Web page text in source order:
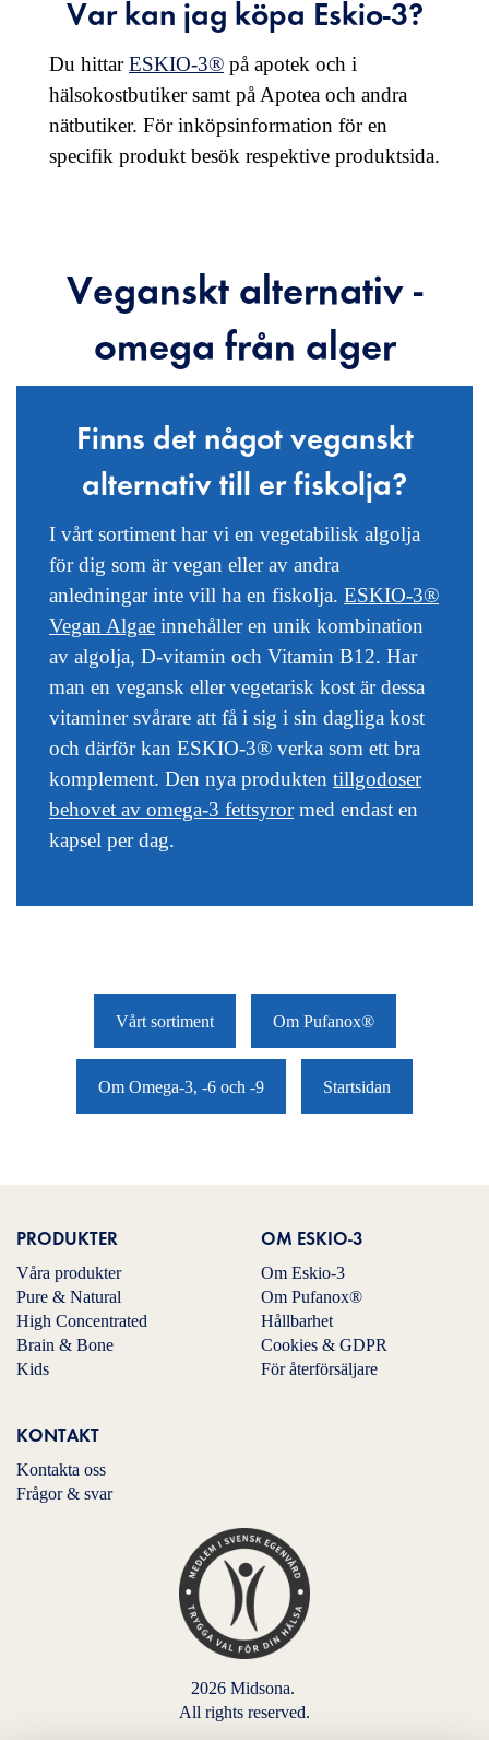
Var kan jag köpa Eskio-3?
Du hittarESKIO-3® på apotek och i
hälsokostbutiker samt på Apotea och andra
nätbutiker. För inköpsinformation för en
specifik produkt besök respektive produktsida.
Veganskt alternativ -
omega från alger
Finns det något veganskt
alternativ till er fiskolja?
I vårt sortiment har vi en vegetabilisk algolja
för dig som är vegan eller av andra
anledningar inte vill ha en fiskolja. ESKIO-3®
Vegan Algae innehåller en unik kombination
av algolja, D-vitamin och Vitamin B12. Har
man en vegansk eller vegetarisk kost är dessa
vitaminer svårare att få i sig i sin dagliga kost
och därför kan ESKIO-3® verka som ett bra
komplement. Den nya produkten tillgodoser
behovet av omega-3 fettsyrormed endast en
kapsel per dag.
Vårt sortiment Om Pufanox®
Om Omega-3, -6 och -9 Startsidan
PRODUKTER
Våra produkter
Pure & Natural
High Concentrated
Brain & Bone
Kids
OM ESKIO-3
Om Eskio-3
Om Pufanox®
Hållbarhet
Cookies & GDPR
För återförsäljare
KONTAKT
Kontakta oss
Frågor & svar
2026 Midsona.
All rights reserved.